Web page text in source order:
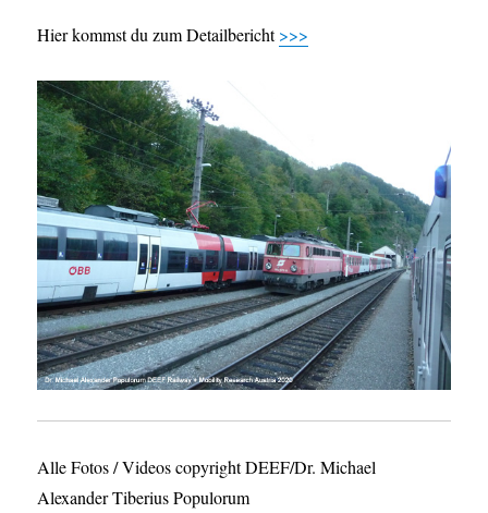
Hier kommst du zum Detailbericht>>>
Alle Fotos / Videos copyright DEEF/Dr. Michael
Alexander Tiberius Populorum